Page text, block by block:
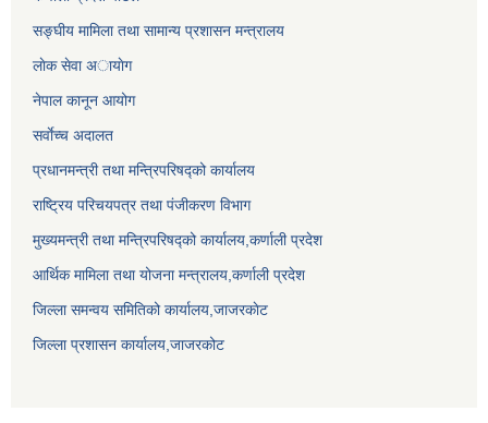
सङ्घीय मामिला तथा सामान्य प्रशासन मन्त्रालय
लाेक सेवा अायाेग
नेपाल कानून आयोग
सर्वाेच्च अदालत
प्रधानमन्त्री तथा मन्त्रिपरिषद्को कार्यालय
राष्ट्रिय परिचयपत्र तथा पंजीकरण विभाग
मुख्यमन्त्री तथा मन्त्रिपरिषद्को कार्यालय,कर्णाली प्रदेश
आर्थिक मामिला तथा योजना मन्त्रालय,कर्णाली प्रदेश
जिल्ला समन्वय समितिको कार्यालय,जाजरकाेट
जिल्ला प्रशासन कार्यालय,जाजरकोट